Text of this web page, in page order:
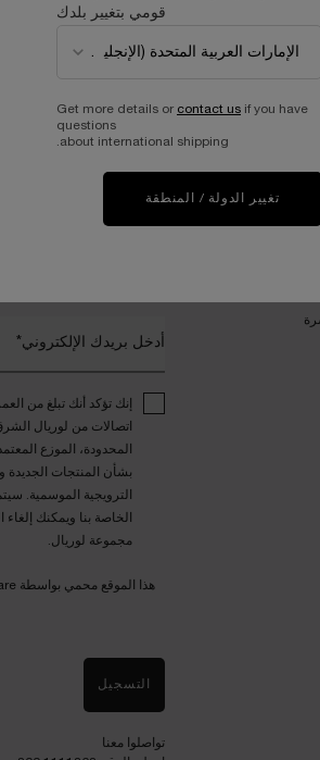
عملية دفع ولا أسهل
انضمي إلى عالم لانكوم
أدخل بريدك الإلكتروني*
اتصالات من لوريال
المحدودة، الموزع
بشأن المنتجات الجديدة
الترويجية الموسمية.
الخاصة بنا ويمكنك
مجموعة لوريال.
هذا الموقع محمي بواسطة Cloudflare ويخضع
التسجيل
تواصلوا معنا
قومي بتغيير بلدك
Get more details or contact us if you have
questions
about international shipping.
تغيير الدولة / المنطقة